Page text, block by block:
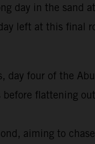
day in the
left at this final
four of the
flattening
aiming to